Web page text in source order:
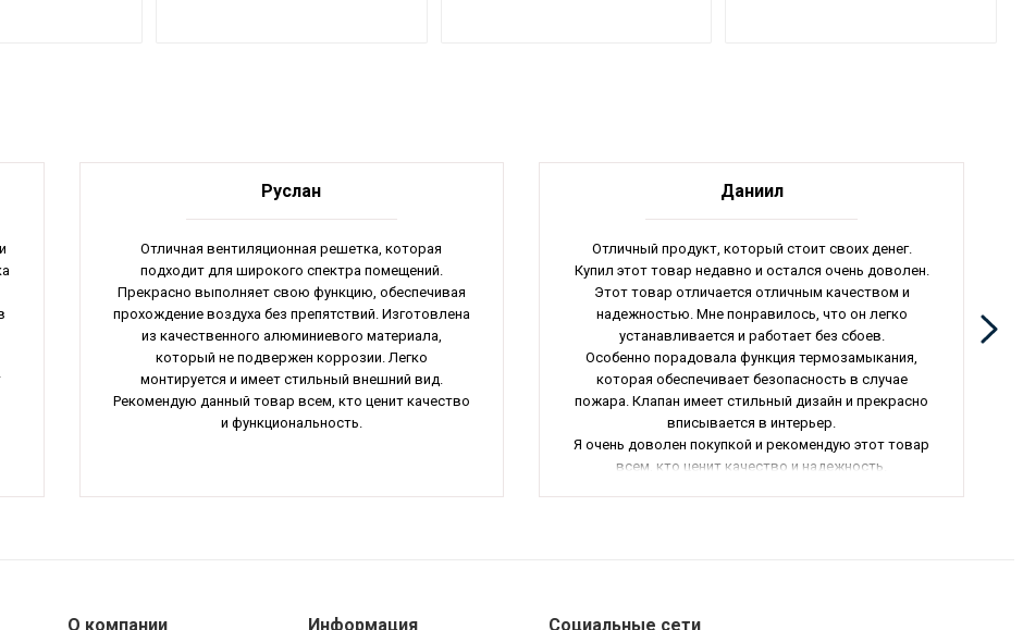
Руслан
Отличная вентиляционная решетка, которая
подходит для широкого спектра помещений.
Прекрасно выполняет свою функцию, обеспечивая
прохождение воздуха без препятствий. Изготовлена
из качественного алюминиевого материала,
который не подвержен коррозии. Легко
монтируется и имеет стильный внешний вид.
Рекомендую данный товар всем, кто ценит качество
и функциональность.
Даниил
Отличный продукт, который стоит своих денег.
Купил этот товар недавно и остался очень доволен.
Этот товар отличается отличным качеством и
надежностью. Мне понравилось, что он легко
устанавливается и работает без сбоев.
Особенно порадовала функция термозамыкания,
которая обеспечивает безопасность в случае
пожара. Клапан имеет стильный дизайн и прекрасно
вписывается в интерьер.
Я очень доволен покупкой и рекомендую этот товар
всем, кто ценит качество и надежность.
О компании Информация Социальные сети